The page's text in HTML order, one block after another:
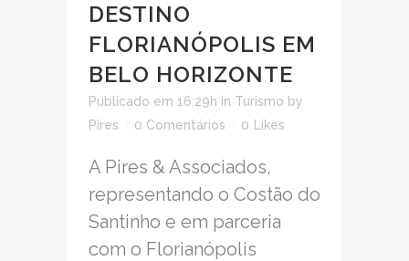
DESTINO
FLORIANÓPOLIS EM
BELO HORIZONTE
Publicado em 16:29h in Turismo by
Pires
0 Comentários 0 Likes
A Pires & Associados,
representando o Costão do
Santinho e em parceria
com o Florianópolis